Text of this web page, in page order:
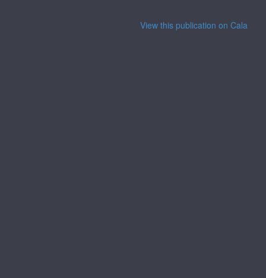
View this publication on Calaméo